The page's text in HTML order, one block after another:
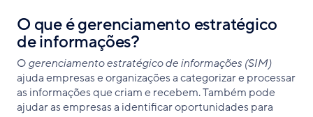
O que é gerenciamento estratégico
de informações?
Ogerenciamento estratégico de informações (SIM)
ajuda empresas e organizações a categorizar e processar
as informações que criam e recebem. Também pode
ajudar as empresas a identificar oportunidades para